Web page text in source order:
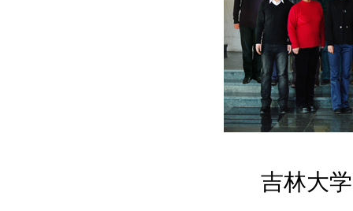
吉林大